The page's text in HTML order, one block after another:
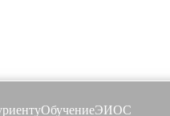
ОбучениеЭИОС